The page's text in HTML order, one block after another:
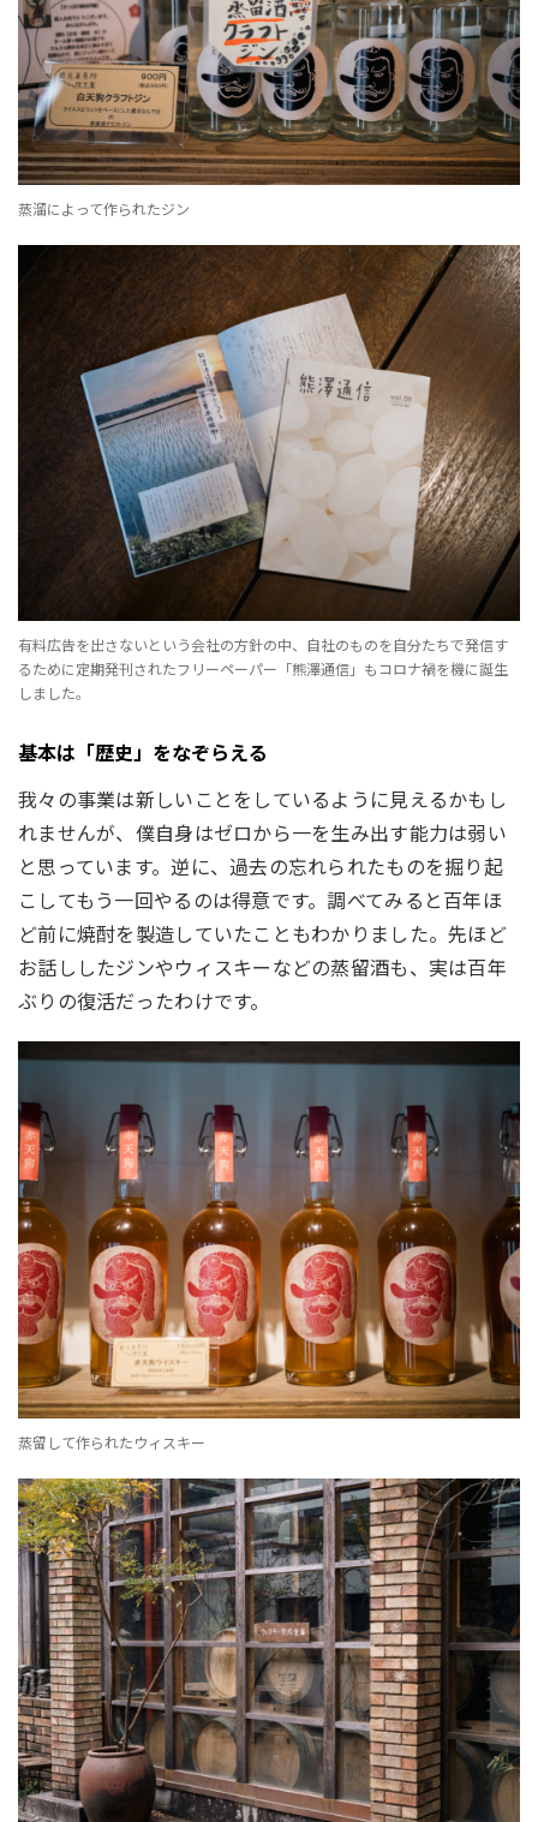
蒸溜によって作られたジン
有料広告を出さないという会社の方針の中、自社のものを自分たちで発信す
るために定期発刊されたフリーペーパー「熊澤通信」もコロナ禍を機に誕生
しました。
基本は「歴史」をなぞらえる
我々の事業は新しいことをしているように見えるかもし
れませんが、僕自身はゼロから一を生み出す能力は弱い
と思っています。逆に、過去の忘れられたものを掘り起
こしてもう一回やるのは得意です。調べてみると百年ほ
ど前に焼酎を製造していたこともわかりました。先ほど
お話ししたジンやウィスキーなどの蒸留酒も、実は百年
ぶりの復活だったわけです。
蒸留して作られたウィスキー